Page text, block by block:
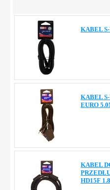
KABEL
KABEL
EURO
KABEL
HD15F